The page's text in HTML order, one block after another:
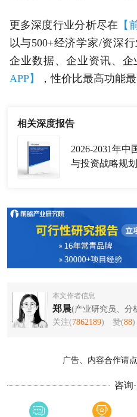
更多深度行业分析尽在 【
以与500+经济学家/资深
企业数据、企业资讯、企
APP】
，性价比最高功能
相关深度报告
2026-2031年中
与投资战略规
本文作者信息
郑晨(产业研究员、分
关注(7862189) 赞(88)
广告、内容合作请点
咨询